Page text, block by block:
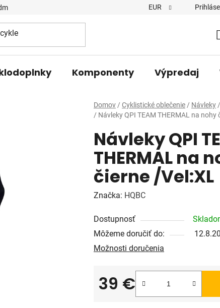
EUR
Komponenty Výpredaj
Domov / Cyklistické oblečenie / Návleky /
/ Návleky QPI TEAM THERMAL na nohy
Návleky QPI
THERMAL na
čierne /Vel:XL
Značka: HQBC
Dostupnosť
Môžeme doručiť do:
Možnosti doručenia
39 €
Jednotková cena: